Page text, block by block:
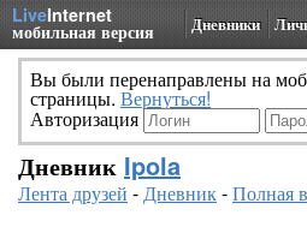
LiveInternet
мобильная версия Дневники
Вы были перенаправлены на
страницы. Вернуться!
Авторизация
Дневник Ipola
Лента друзей -Дневник-Полная